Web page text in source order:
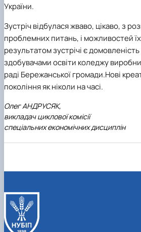
України.
Зустріч відбулася жваво, цікаво, з
проблемних питань, і можливостей
результатом зустрічі є
здобувачами освіти коледжу
раді Бережанської громади.Нові
покоління як ніколи на часі.
Олег АНДРУСЯК,
викладач циклової комісії
спеціальних економічних дисциплін